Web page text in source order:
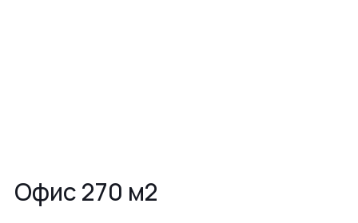
Офис 270 м2